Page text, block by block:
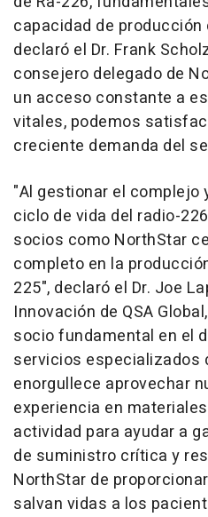
capacidad de producción
declaró el Dr. Frank
consejero delegado de
un acceso constante a
vitales, podemos
creciente demanda del
"Al gestionar el complejo
ciclo de vida del radio-
socios como NorthStar
completo en la
225", declaró el Dr. Joe
Innovación de QSA
socio fundamental en el
servicios especializados
enorgullece aprovechar
experiencia en
actividad para ayudar a
de suministro crítica y
NorthStar de
salvan vidas a los